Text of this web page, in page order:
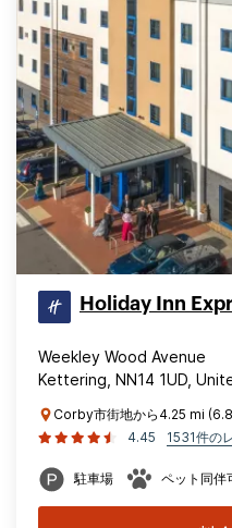
Holiday Inn
Weekley Wood Avenue
Kettering, NN14 1UD,
Corby市街地から4.25 mi
4.45
1531件の
駐車場 ペット同伴